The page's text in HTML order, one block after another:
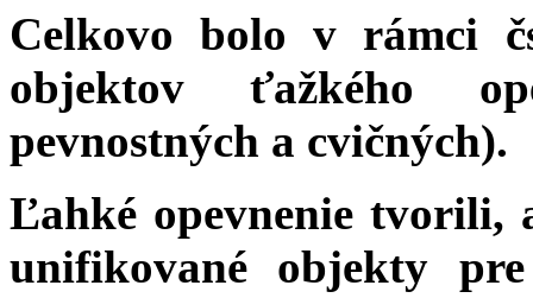
Celkovo bolo v rámci
objektov ťažkého
pevnostných a cvičných).
Ľahké opevnenie tvorili,
unifikované objekty